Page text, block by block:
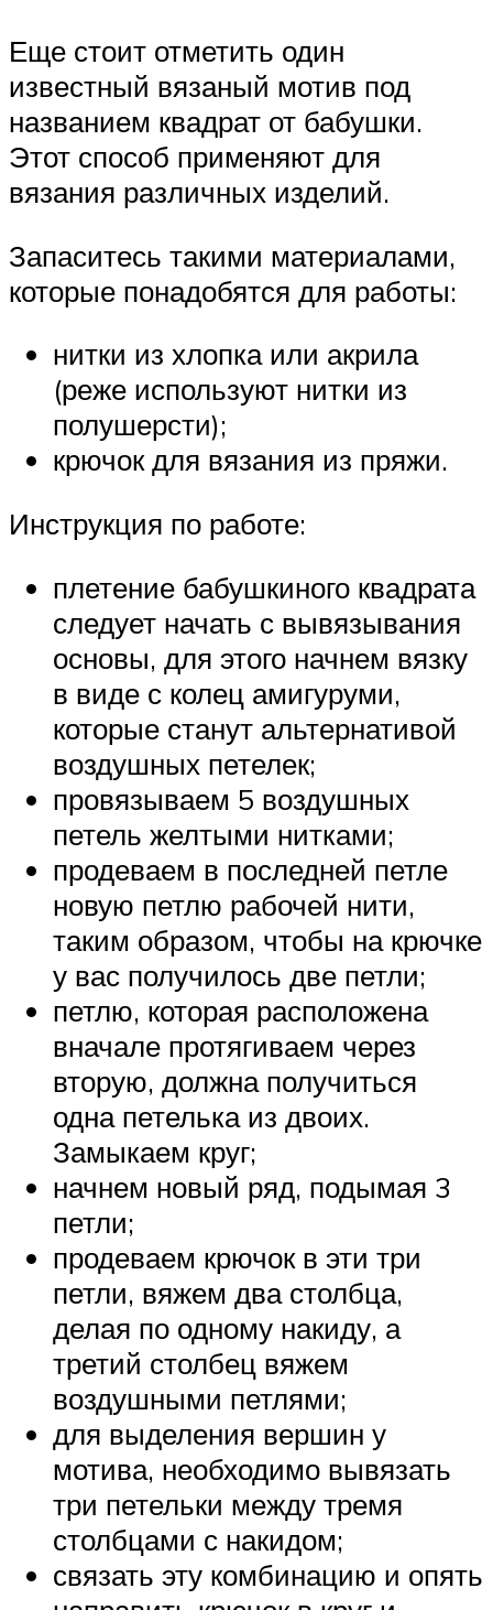
Еще стоит отметить один
известный вязаный мотив под
названием квадрат от бабушки.
Этот способ применяют для
вязания различных изделий.
Запаситесь такими материалами,
которые понадобятся для работы:
нитки из хлопка или акрила
(реже используют нитки из
полушерсти);
крючок для вязания из пряжи.
Инструкция по работе:
плетение бабушкиного квадрата
следует начать с вывязывания
основы, для этого начнем вязку
в виде с колец амигуруми,
которые станут альтернативой
воздушных петелек;
провязываем 5 воздушных
петель желтыми нитками;
продеваем в последней петле
новую петлю рабочей нити,
таким образом, чтобы на крючке
у вас получилось две петли;
петлю, которая расположена
вначале протягиваем через
вторую, должна получиться
одна петелька из двоих.
Замыкаем круг;
начнем новый ряд, подымая 3
петли;
продеваем крючок в эти три
петли, вяжем два столбца,
делая по одному накиду, а
третий столбец вяжем
воздушными петлями;
для выделения вершин у
мотива, необходимо вывязать
три петельки между тремя
столбцами с накидом;
связать эту комбинацию и опять